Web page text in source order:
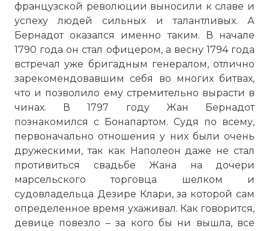
французской революции выносили к славе и
успеху людей сильных и талантливых. А
Бернадот оказался именно таким. В начале
1790 года он стал офицером, а весну 1794 года
встречал уже бригадным генералом, отлично
зарекомендовавшим себя во многих битвах,
что и позволило ему стремительно вырасти в
чинах. В 1797 году Жан Бернадот
познакомился с Бонапартом. Судя по всему,
первоначально отношения у них были очень
дружескими, так как Наполеон даже не стал
противиться свадьбе Жана на дочери
марсельского торговца шелком и
судовладельца Дезире Клари, за которой сам
определенное время ухаживал. Как говорится,
девице повезло – за кого бы ни вышла, все